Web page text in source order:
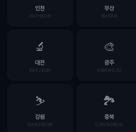
인천
INCHEON
부산
BUSAN
🔬
대전
DAEJEON
🎨
광주
GWANGJU
⛷️
강원
GANGWON
🏞️
충북
CHUNGBUK